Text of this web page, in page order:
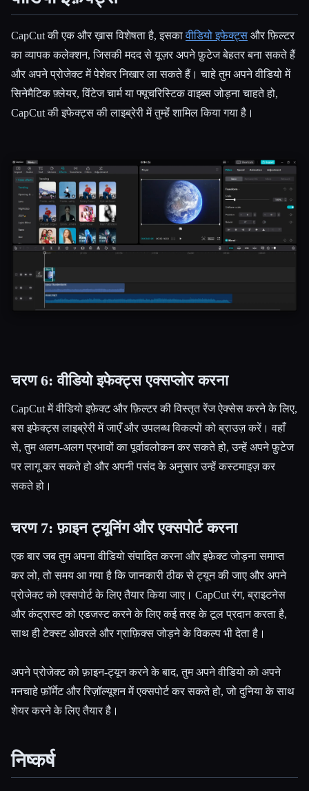
CapCut की एक और ख़ास विशेषता है, इसकावीडियो इफेक्ट्स और फ़िल्टर
का व्यापक कलेक्शन, जिसकी मदद से यूज़र अपने फ़ुटेज बेहतर बना सकते हैं
और अपने प्रोजेक्ट में पेशेवर निखार ला सकते हैं। चाहे तुम अपने वीडियो में
सिनेमैटिक फ़्लेयर, विंटेज चार्म या फ्यूचरिस्टिक वाइब्स जोड़ना चाहते हो,
CapCut की इफेक्ट्स की लाइब्रेरी में तुम्हेंं शामिल किया गया है।
चरण 6: वीडियो इफेक्ट्स एक्सप्लोर करना
CapCut में वीडियो इफ़ेक्ट और फ़िल्टर की विस्तृत रेंज ऐक्सेस करने के लिए,
बस इफेक्ट्स लाइब्रेरी में जाएँ और उपलब्ध विकल्पों को ब्राउज़ करें। वहाँ
से, तुम अलग-अलग प्रभावों का पूर्वावलोकन कर सकते हो, उन्हें अपने फ़ुटेज
पर लागू कर सकते हो और अपनी पसंद के अनुसार उन्हें कस्टमाइज़ कर
सकते हो।
चरण 7: फ़ाइन ट्यूनिंग और एक्सपोर्ट करना
एक बार जब तुम अपना वीडियो संपादित करना और इफ़ेक्ट जोड़ना समाप्त
कर लो, तो समय आ गया है कि जानकारी ठीक से ट्यून की जाए और अपने
प्रोजेक्ट को एक्सपोर्ट के लिए तैयार किया जाए। CapCut रंग, ब्राइटनेस
और कंट्रास्ट को एडजस्ट करने के लिए कई तरह के टूल प्रदान करता है,
साथ ही टेक्स्ट ओवरले और ग्राफ़िक्स जोड़ने के विकल्प भी देता है।
अपने प्रोजेक्ट को फ़ाइन-ट्यून करने के बाद, तुम अपने वीडियो को अपने
मनचाहे फ़ॉर्मेट और रिज़ॉल्यूशन में एक्सपोर्ट कर सकते हो, जो दुनिया के साथ
शेयर करने के लिए तैयार है।
निष्कर्ष